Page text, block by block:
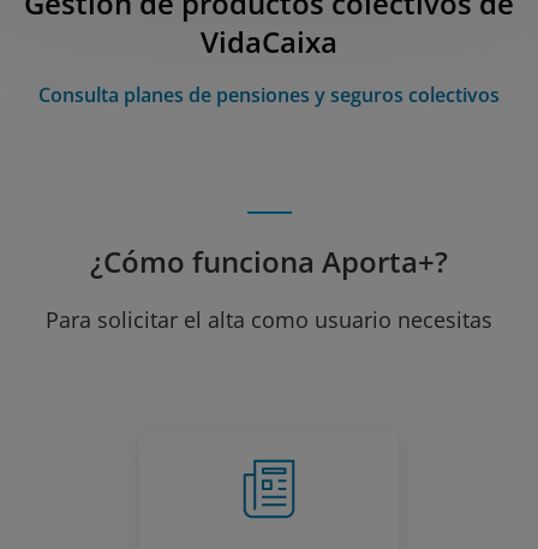
VidaCaixa
Consulta planes de pensiones y seguros colectivos
¿Cómo funciona Aporta+?
Para solicitar el alta como usuario necesitas